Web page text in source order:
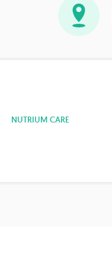
NUTRIUM CARE